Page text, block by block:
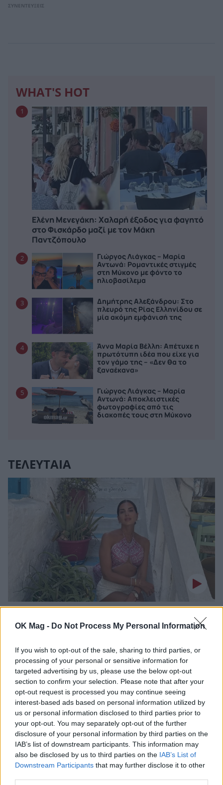
OK Mag - Do Not Process My Personal Information
If you wish to opt-out of the sale, sharing to third parties, or
processing of your personal or sensitive information for
targeted advertising by us, please use the below opt-out
section to confirm your selection. Please note that after your
opt-out request is processed you may continue seeing
interest-based ads based on personal information utilized by
us or personal information disclosed to third parties prior to
your opt-out. You may separately opt-out of the further
disclosure of your personal information by third parties on the
IAB’s list of downstream participants. This information may
also be disclosed by us to third parties on the IAB’s List of
Downstream Participants that may further disclose it to other
ΣΥΝΕΝΤΕΥΞΕΙΣ
WHAT'S HOT
1
Ελένη Μενεγάκη: Χαλαρή έξοδος για φαγητό
στο Φισκάρδο μαζί με τον Μάκη
Παντζόπουλο
2
Γιώργος Λιάγκας – Μαρία
Αντωνά: Ρομαντικές στιγμές
στη Μύκονο με φόντο το
ηλιοβασίλεμα
3
Δημήτρης Αλεξάνδρου: Στο
πλευρό της Ρίας Ελληνίδου σε
μία ακόμη εμφάνισή της
4
Άννα Μαρία Βέλλη: Απέτυχε η
πρωτότυπη ιδέα που είχε για
τον γάμο της – «Δεν θα το
ξαναέκανα»
5
Γιώργος Λιάγκας – Μαρία
Αντωνά: Αποκλειστικές
φωτογραφίες από τις
διακοπές τους στη Μύκονο
ΤΕΛΕΥΤΑΙΑ
Σταματίνα Τσιμτσιλή: Οι εικόνες που μοιράστηκε
από τη γιορτή της Μεταμόρφωσης του Σωτήρος
στην Πάρο